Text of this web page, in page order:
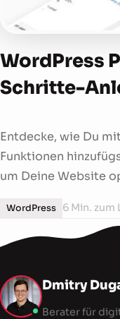
WordPress
Schritte-
Entdecke, wie Du
Funktionen
um Deine Website
WordPress 6 Min. zum
MeinDmitry
Berater für